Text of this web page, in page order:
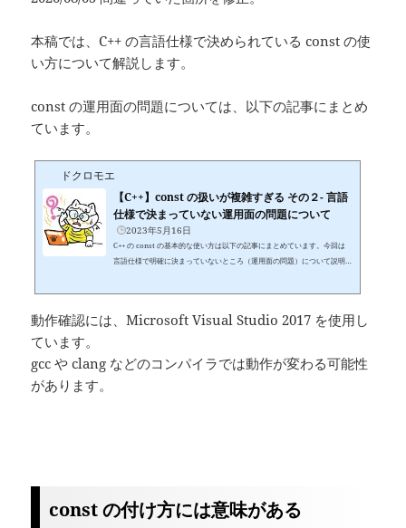
本稿では、C++ の言語仕様で決められている const の使
い方について解説します。
const の運用面の問題については、以下の記事にまとめ
ています。
ドクロモエ
【C++】const の扱いが複雑すぎる その２- 言語
仕様で決まっていない運用面の問題について
2023年5月16日
C++ の const の基本的な使い方は以下の記事にまとめています。今回は
言語仕様で明確に決まっていないところ（運用面の問題）について説明
を受け取らない場合は状況による サイズが小さいものには付ける？付け
り値ローカル変数関数の引数関数の引数に const を付ける場合、何を基
動作確認には、Microsoft Visual Studio 2017 を使用し
ています。
gcc や clang などのコンパイラでは動作が変わる可能性
があります。
const の付け方には意味がある